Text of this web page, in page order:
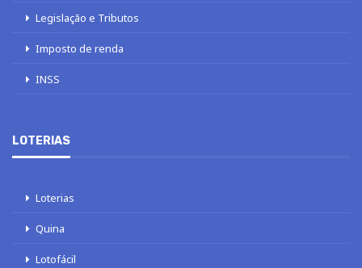
Legislação e Tributos
Imposto de renda
INSS
LOTERIAS
Loterias
Quina
Lotofácil